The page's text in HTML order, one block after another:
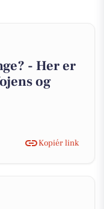
- Her er
og
Kopiér link